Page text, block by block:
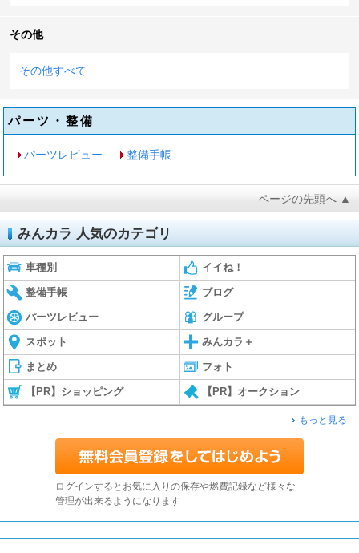
その他
その他すべて
パーツ・整備
パーツレビュー 整備手帳
ページの先頭へ ▲
みんカラ 人気のカテゴリ
車種別 イイね！
整備手帳 ブログ
パーツレビュー グループ
スポット みんカラ＋
まとめ フォト
【PR】ショッピング 【PR】オークション
もっと見る
ログインするとお気に入りの保存や燃費記録など様々な
管理が出来るようになります